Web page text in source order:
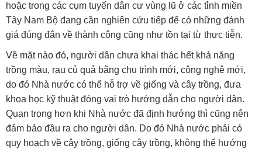
hoặc trong các cụm tuyến dân cư vùng lũ ở các tỉnh miền
Tây Nam Bộ đang cần nghiên cứu tiếp để có những đánh
giá đúng đắn về thành công cũng như tồn tại từ thực tiễn.
Về mặt nào đó, người dân chưa khai thác hết khả năng
trồng màu, rau củ quả bằng chu trình mới, công nghệ mới,
do đó Nhà nước có thể hỗ trợ về giống và cây trồng, đưa
khoa học kỹ thuật đóng vai trò hướng dẫn cho người dân.
Quan trọng hơn khi Nhà nước đã định hướng thì cũng nên
đảm bảo đầu ra cho người dân. Do đó Nhà nước phải có
quy hoạch về cây trồng, giống cây trồng, không thể hướng